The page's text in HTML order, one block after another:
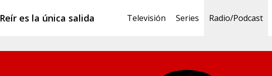
Reír es la única salida Televisión Series Radio/Podcast